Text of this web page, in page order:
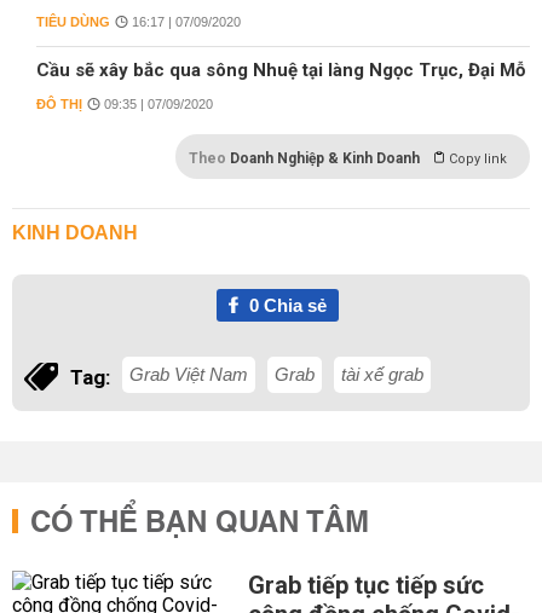
TIÊU DÙNG 16:17 | 07/09/2020
Cầu sẽ xây bắc qua sông Nhuệ tại làng Ngọc Trục, Đại Mỗ
ĐÔ THỊ 09:35 | 07/09/2020
Theo Doanh Nghiệp & Kinh Doanh Copy link
KINH DOANH
0Chia sẻ
Tag: Grab Việt Nam Grab tài xế grab
CÓ THỂ BẠN QUAN TÂM
Grab tiếp tục tiếp sức